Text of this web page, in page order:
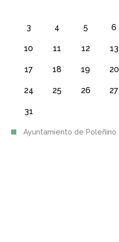
3 4 5 6
10 11 12 13
17 18 19 20
24 25 26 27
31
Ayuntamiento de Poleñino